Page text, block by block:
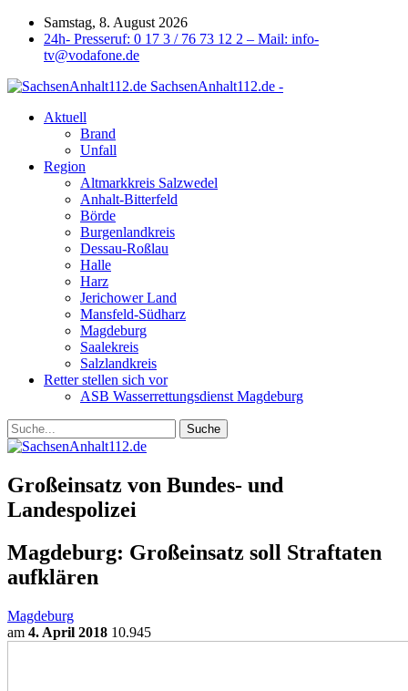
Samstag, 8. August 2026
24h- Presseruf: 0 17 3 / 76 73 12 2 – Mail: info-
tv@vodafone.de
SachsenAnhalt112.de -
Aktuell
Brand
Unfall
Region
Altmarkkreis Salzwedel
Anhalt-Bitterfeld
Börde
Burgenlandkreis
Dessau-Roßlau
Halle
Harz
Jerichower Land
Mansfeld-Südharz
Magdeburg
Saalekreis
Salzlandkreis
Retter stellen sich vor
ASB Wasserrettungsdienst Magdeburg
Großeinsatz von Bundes- und
Landespolizei
Magdeburg: Großeinsatz soll Straftaten
aufklären
Magdeburg
am 4. April 2018 10.945